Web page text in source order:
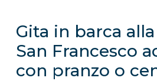
Gita in barca
San Francesco
con pranzo o